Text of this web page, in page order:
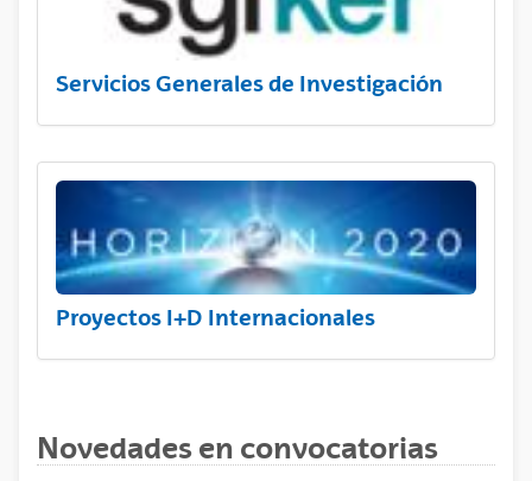
Servicios Generales de Investigación
Proyectos I+D Internacionales
Novedades en convocatorias